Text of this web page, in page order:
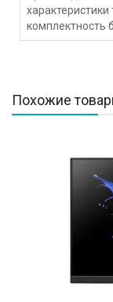
комплектность
Похожие